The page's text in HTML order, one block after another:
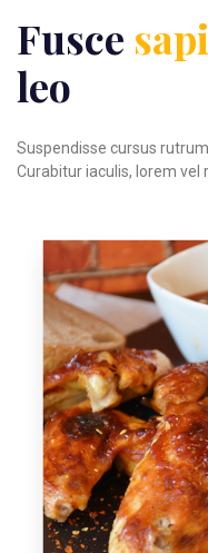
Fusce
leo
Suspendisse cursus
Curabitur iaculis, lorem vel